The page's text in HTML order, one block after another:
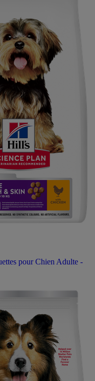
pour Chien Adulte -